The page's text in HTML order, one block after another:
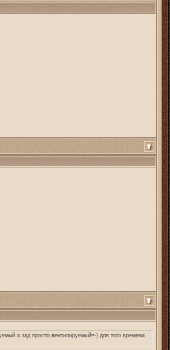
а зад просто вентилируемый=-) для того времени